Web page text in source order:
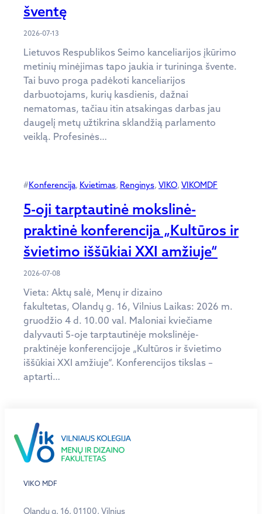
šventę
2026-07-13
Lietuvos Respublikos Seimo kanceliarijos įkūrimo
metinių minėjimas tapo jaukia ir turininga švente.
Tai buvo proga padėkoti kanceliarijos
darbuotojams, kurių kasdienis, dažnai
nematomas, tačiau itin atsakingas darbas jau
daugelį metų užtikrina sklandžią parlamento
veiklą. Profesinės…
#Konferencija, Kvietimas, Renginys, VIKO, VIKOMDF
5-oji tarptautinė mokslinė-
praktinė konferencija „Kultūros ir
švietimo iššūkiai XXI amžiuje“
2026-07-08
Vieta: Aktų salė, Menų ir dizaino
fakultetas, Olandų g. 16, Vilnius Laikas: 2026 m.
gruodžio 4 d. 10.00 val. Maloniai kviečiame
dalyvauti 5-oje tarptautinėje mokslinėje-
praktinėje konferencijoje „Kultūros ir švietimo
iššūkiai XXI amžiuje“. Konferencijos tikslas –
aptarti…
VIKO MDF
Olandų g. 16, 01100, Vilnius